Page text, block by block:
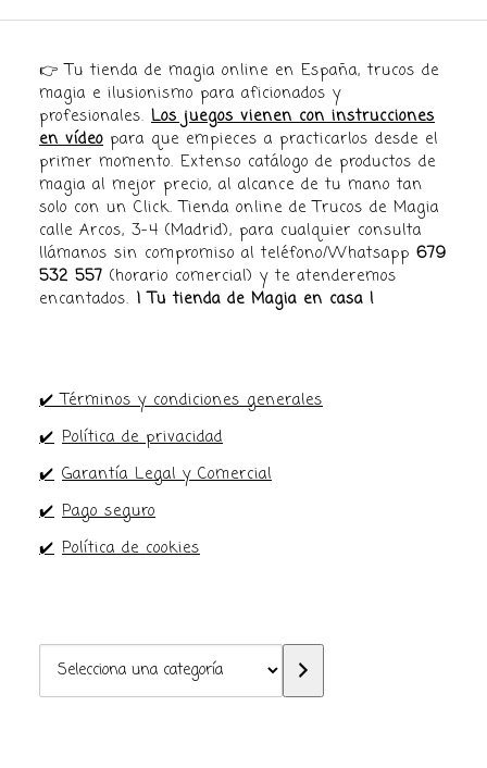
👉 Tu tienda de magia online en España, trucos de
magia e ilusionismo para aficionados y
profesionales. Los juegos vienen con instrucciones
en vídeo para que empieces a practicarlos desde el
primer momento. Extenso catálogo de productos de
magia al mejor precio, al alcance de tu mano tan
solo con un Click. Tienda online de Trucos de Magia
calle Arcos, 3-4 (Madrid), para cualquier consulta
llámanos sin compromiso al teléfono/Whatsapp 679
532 557 (horario comercial) y te atenderemos
encantados. ¡ Tu tienda de Magia en casa !
✔️ Términos y condiciones generales
✔️ Política de privacidad
✔️ Garantía Legal y Comercial
✔️ Pago seguro
✔️ Política de cookies
una